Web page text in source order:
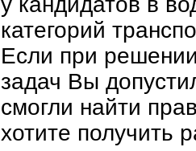
категорий
Если при
задач Вы
смогли найти
хотите получить